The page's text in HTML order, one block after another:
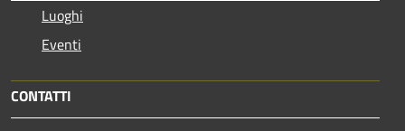
Luoghi
Eventi
CONTATTI